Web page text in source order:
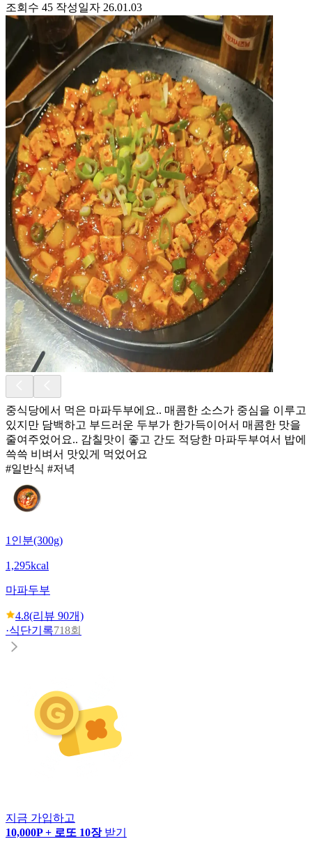
조회수 45 작성일자 26.01.03
중식당에서 먹은 마파두부에요.. 매콤한 소스가 중심을 이루고
있지만 담백하고 부드러운 두부가 한가득이어서 매콤한 맛을
줄여주었어요.. 감칠맛이 좋고 간도 적당한 마파두부여서 밥에
쓱쓱 비벼서 맛있게 먹었어요
#일반식 #저녁
1인분(300g)
1,295kcal
마파두부
4.8(리뷰 90개)
·식단기록718회
지금 가입하고
10,000P + 로또 10장 받기